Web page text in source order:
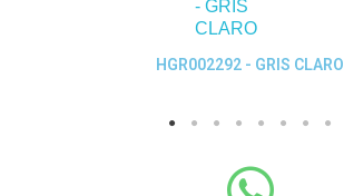
Quick View
HGR002292 - GRIS CLARO